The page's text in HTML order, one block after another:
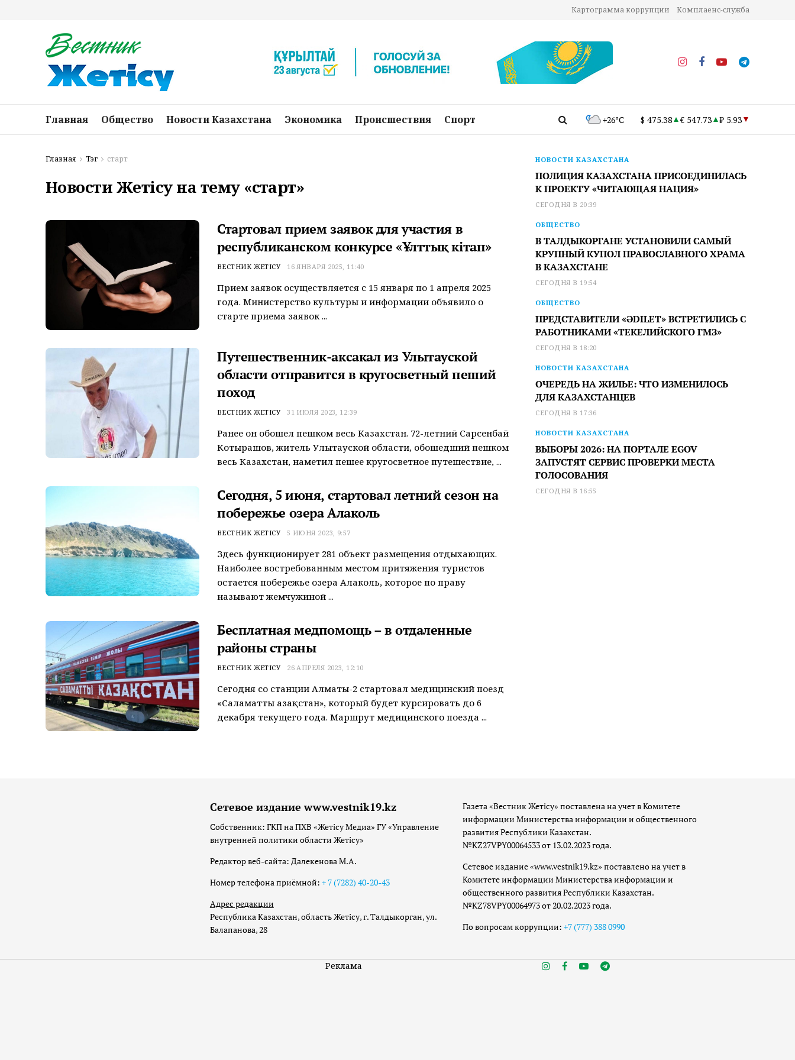
Картограмма коррупции Комплаенс-служба
Главная Общество Новости Казахстана Экономика Происшествия Спорт +26°C $ 475.38 € 547.73 ₽ 5.93
Главная Тэг старт
Новости Жетісу на тему «старт»
Стартовал прием заявок для участия в
республиканском конкурсе «Ұлттық кітап»
ВЕСТНИК ЖЕТІСУ 16 ЯНВАРЯ 2025, 11:40
Прием заявок осуществляется с 15 января по 1 апреля 2025
года. Министерство культуры и информации объявило о
старте приема заявок ...
Путешественник-аксакал из Улытауской
области отправится в кругосветный пеший
поход
ВЕСТНИК ЖЕТІСУ 31 ИЮЛЯ 2023, 12:39
Ранее он обошел пешком весь Казахстан. 72-летний Сарсенбай
Котырашов, житель Улытауской области, обошедший пешком
весь Казахстан, наметил пешее кругосветное путешествие, ...
Сегодня, 5 июня, стартовал летний сезон на
побережье озера Алаколь
ВЕСТНИК ЖЕТІСУ 5 ИЮНЯ 2023, 9:57
Здесь функционирует 281 объект размещения отдыхающих.
Наиболее востребованным местом притяжения туристов
остается побережье озера Алаколь, которое по праву
называют жемчужиной ...
Бесплатная медпомощь – в отдаленные
районы страны
ВЕСТНИК ЖЕТІСУ 26 АПРЕЛЯ 2023, 12:10
Сегодня со станции Алматы-2 стартовал медицинский поезд
«Саламатты Қазақстан», который будет курсировать до 6
декабря текущего года. Маршрут медицинского поезда ...
НОВОСТИ КАЗАХСТАНА
ПОЛИЦИЯ КАЗАХСТАНА ПРИСОЕДИНИЛАСЬ
К ПРОЕКТУ «ЧИТАЮЩАЯ НАЦИЯ»
СЕГОДНЯ В 20:39
ОБЩЕСТВО
В ТАЛДЫКОРГАНЕ УСТАНОВИЛИ САМЫЙ
КРУПНЫЙ КУПОЛ ПРАВОСЛАВНОГО ХРАМА
В КАЗАХСТАНЕ
СЕГОДНЯ В 19:54
ОБЩЕСТВО
ПРЕДСТАВИТЕЛИ «ӘDILET» ВСТРЕТИЛИСЬ С
РАБОТНИКАМИ «ТЕКЕЛИЙСКОГО ГМЗ»
СЕГОДНЯ В 18:20
НОВОСТИ КАЗАХСТАНА
ОЧЕРЕДЬ НА ЖИЛЬЕ: ЧТО ИЗМЕНИЛОСЬ
ДЛЯ КАЗАХСТАНЦЕВ
СЕГОДНЯ В 17:36
НОВОСТИ КАЗАХСТАНА
ВЫБОРЫ 2026: НА ПОРТАЛЕ EGOV
ЗАПУСТЯТ СЕРВИС ПРОВЕРКИ МЕСТА
ГОЛОСОВАНИЯ
СЕГОДНЯ В 16:55
Сетевое издание www.vestnik19.kz
Собственник: ГКП на ПХВ «Жетісу Медиа» ГУ «Управление
внутренней политики области Жетісу»
Редактор веб-сайта: Далекенова М.А.
Номер телефона приёмной: + 7 (7282) 40-20-43
Адрес редакции
Республика Казахстан, область Жетісу, г. Талдыкорган, ул.
Балапанова, 28
Газета «Вестник Жетісу» поставлена на учет в Комитете
информации Министерства информации и общественного
развития Республики Казахстан.
№KZ27VPY00064533 от 13.02.2023 года.
Сетевое издание «www.vestnik19.kz» поставлено на учет в
Комитете информации Министерства информации и
общественного развития Республики Казахстан.
№KZ78VPY00064973 от 20.02.2023 года.
По вопросам коррупции: +7 (777) 388 0990
Реклама